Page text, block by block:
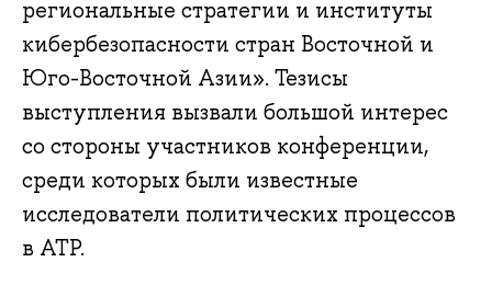
региональные стратегии и институты
кибербезопасности стран Восточной и
Юго-Восточной Азии». Тезисы
выступления вызвали большой интерес
со стороны участников конференции,
среди которых были известные
исследователи политических процессов
в АТР.